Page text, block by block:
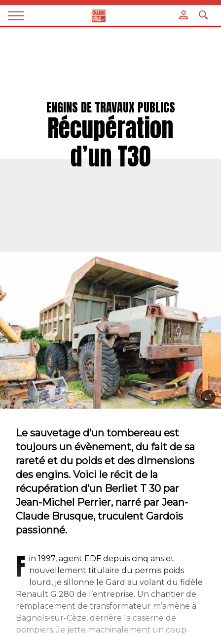
Magazine
ENGINS DE TRAVAUX PUBLICS
Récupération
d’un T30
Le sauvetage d’un tombereau est
toujours un évènement, du fait de sa
rareté et du poids et des dimensions
des engins. Voici le récit de la
récupération d’un Berliet T 30 par
Jean-Michel Perrier, narré par Jean-
Claude Brusque, truculent Gardois
passionné.
F in 1997, agent EDF depuis cinq ans et
nouvellement titulaire du permis poids
lourd, je sillonne le Gard au volant du fidèle
Renault G 280 de l’entreprise. Un chantier de
remplacement de transformateur m’amène à
Bagnols-sur-Cèze, derrière la caserne de
pompiers. Je jette machinalement un coup
Panneau de gestion des cookies